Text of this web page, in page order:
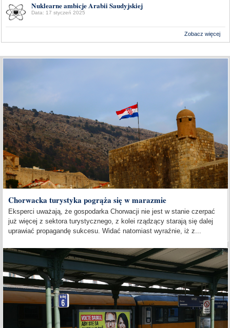
Nuklearne ambicje Arabii Saudyjskiej
Data: 17 styczeń 2025
Zobacz więcej
Chorwacka turystyka pogrąża się w marazmie
Eksperci uważają, że gospodarka Chorwacji nie jest w stanie czerpać
już więcej z sektora turystycznego, z kolei rządzący starają się dalej
uprawiać propagandę sukcesu. Widać natomiast wyraźnie, iż z...